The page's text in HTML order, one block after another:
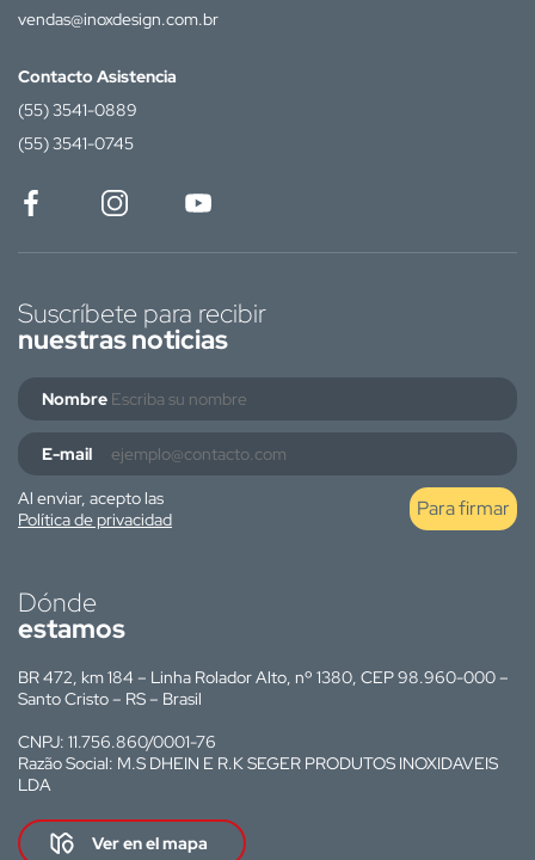
vendas@inoxdesign.com.br
Contacto Asistencia
(55) 3541-0889
(55) 3541-0745
Suscríbete para recibir
nuestras noticias
Nombre
E-mail
Al enviar, acepto las
Política de privacidad
Para firmar
Dónde
estamos
BR 472, km 184 – Linha Rolador Alto, nº 1380, CEP 98.960-000 –
Santo Cristo – RS – Brasil
CNPJ: 11.756.860/0001-76
Razão Social: M.S DHEIN E R.K SEGER PRODUTOS INOXIDAVEIS
LDA
Ver en el mapa